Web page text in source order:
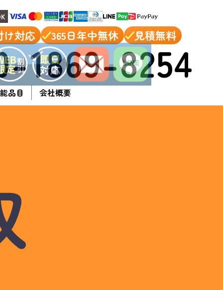
け対応 365日年中無休 見積無料
1869-8254
品目 会社概要